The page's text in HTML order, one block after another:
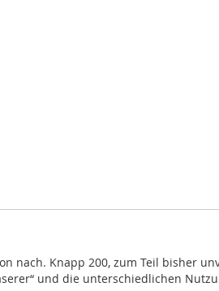
nach. Knapp 200, zum Teil bisher
und die unterschiedlichen